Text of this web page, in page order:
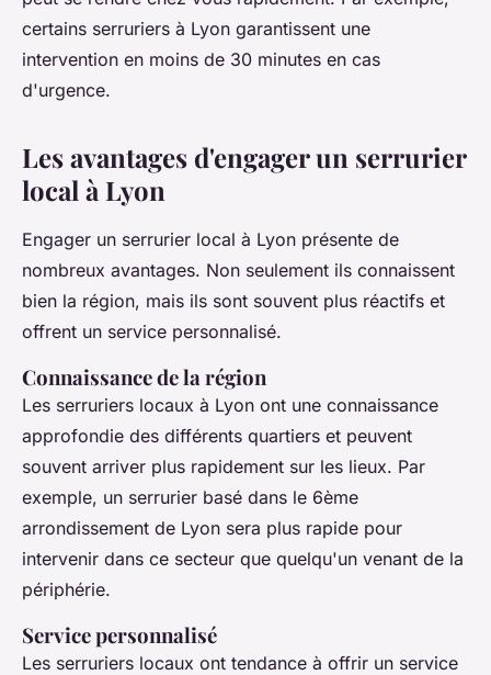
certains serruriers à Lyon garantissent une
intervention en moins de 30 minutes en cas
d'urgence.
Les avantages d'engager un serrurier
local à Lyon
Engager un serrurier local à Lyon présente de
nombreux avantages. Non seulement ils connaissent
bien la région, mais ils sont souvent plus réactifs et
offrent un service personnalisé.
Connaissance de la région
Les serruriers locaux à Lyon ont une connaissance
approfondie des différents quartiers et peuvent
souvent arriver plus rapidement sur les lieux. Par
exemple, un serrurier basé dans le 6ème
arrondissement de Lyon sera plus rapide pour
intervenir dans ce secteur que quelqu'un venant de la
périphérie.
Service personnalisé
Les serruriers locaux ont tendance à offrir un service